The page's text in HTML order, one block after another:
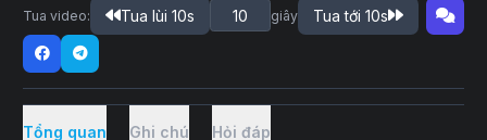
Tua video: Tua lùi 10s giây Tua tới 10s
Tổng quan Ghi chú Hỏi đáp